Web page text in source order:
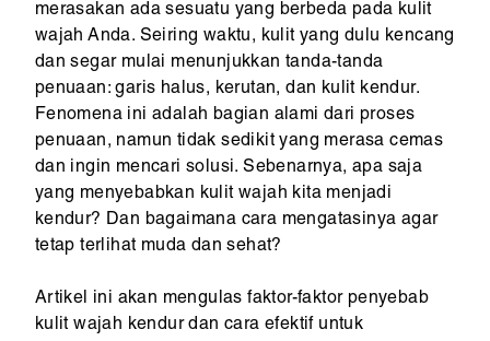
merasakan ada sesuatu yang berbeda pada kulit
wajah Anda. Seiring waktu, kulit yang dulu kencang
dan segar mulai menunjukkan tanda-tanda
penuaan: garis halus, kerutan, dan kulit kendur.
Fenomena ini adalah bagian alami dari proses
penuaan, namun tidak sedikit yang merasa cemas
dan ingin mencari solusi. Sebenarnya, apa saja
yang menyebabkan kulit wajah kita menjadi
kendur? Dan bagaimana cara mengatasinya agar
tetap terlihat muda dan sehat?
Artikel ini akan mengulas faktor-faktor penyebab
kulit wajah kendur dan cara efektif untuk